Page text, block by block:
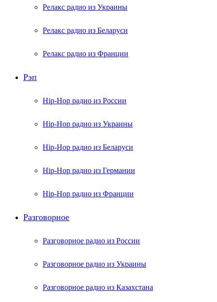
Релакс радио из Украины
Релакс радио из Беларуси
Релакс радио из Франции
Рэп
Hip-Hop радио из России
Hip-Hop радио из Украины
Hip-Hop радио из Беларуси
Hip-Hop радио из Германии
Hip-Hop радио из Франции
Разговорное
Разговорное радио из России
Разговорное радио из Украины
Разговорное радио из Казахстана